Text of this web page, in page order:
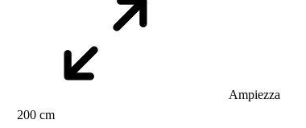
Ampiezza
200 cm